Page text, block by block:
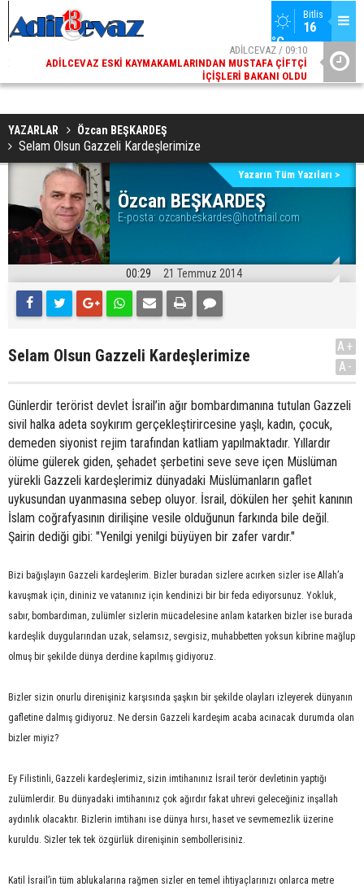
Bitlis
16
°C
ADİLCEVAZ / 09:10
ADILCEVAZ ESKI KAYMAKAMLARINDAN MUSTAFA ÇIFTÇI
İÇIŞLERI BAKANI OLDU
YAZARLAR Özcan BEŞKARDEŞ
Selam Olsun Gazzeli Kardeşlerimize
Özcan BEŞKARDEŞ
E-posta: ozcanbeskardes@hotmail.com
Yazarın Tüm Yazıları >
00:29 21 Temmuz 2014
Selam Olsun Gazzeli Kardeşlerimize
A+
A-
Günlerdir terörist devlet İsrail’in ağır bombardımanına tutulan Gazzeli
sivil halka adeta soykırım gerçekleştirircesine yaşlı, kadın, çocuk,
demeden siyonist rejim tarafından katliam yapılmaktadır. Yıllardır
ölüme gülerek giden, şehadet şerbetini seve seve içen Müslüman
yürekli Gazzeli kardeşlerimiz dünyadaki Müslümanların gaflet
uykusundan uyanmasına sebep oluyor. İsrail, dökülen her şehit kanının
İslam coğrafyasının dirilişine vesile olduğunun farkında bile değil.
Şairin dediği gibi: "Yenilgi yenilgi büyüyen bir zafer vardır."
Bizi bağışlayın Gazzeli kardeşlerim. Bizler buradan sizlere acırken sizler ise Allah’a
kavuşmak için, dininiz ve vatanınız için kendinizi bir bir feda ediyorsunuz. Yokluk,
sabır, bombardıman, zulümler sizlerin mücadelesine anlam katarken bizler ise burada
kardeşlik duygularından uzak, selamsız, sevgisiz, muhabbetten yoksun kibrine mağlup
olmuş bir şekilde dünya derdine kapılmış gidiyoruz.
Bizler sizin onurlu direnişiniz karşısında şaşkın bir şekilde olayları izleyerek dünyanın
gafletine dalmış gidiyoruz. Ne dersin Gazzeli kardeşim acaba acınacak durumda olan
bizler miyiz?
Ey Filistinli, Gazzeli kardeşlerimiz, sizin imtihanınız İsrail terör devletinin yaptığı
zulümlerdir. Bu dünyadaki imtihanınız çok ağırdır fakat uhrevi geleceğiniz inşallah
aydınlık olacaktır. Bizlerin imtihanı ise dünya hırsı, haset ve sevmemezlik üzerine
kuruldu. Sizler tek tek özgürlük direnişinin sembollerisiniz.
Katil İsrail’in tüm ablukalarına rağmen sizler en temel ihtiyaçlarınızı onlarca metre